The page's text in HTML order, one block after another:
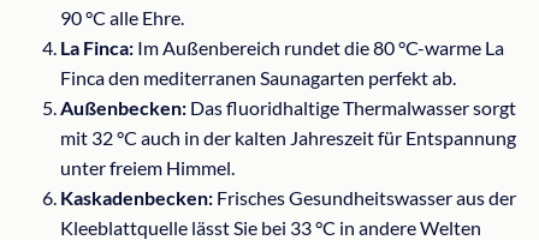
90 °C alle Ehre.
La Finca: Im Außenbereich rundet die 80 °C-warme La
Finca den mediterranen Saunagarten perfekt ab.
Außenbecken: Das fluoridhaltige Thermalwasser sorgt
mit 32 °C auch in der kalten Jahreszeit für Entspannung
unter freiem Himmel.
Kaskadenbecken: Frisches Gesundheitswasser aus der
Kleeblattquelle lässt Sie bei 33 °C in andere Welten